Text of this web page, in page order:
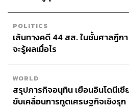
POLITICS
เส้นทางคดี 44 สส. ในชั้นศาลฎีกา
จะรู้ผลเมื่อไร
WORLD
สรุปภารกิจอนุทิน เยือนอินโดนีเซี
ขับเคลื่อนการทูตเศรษฐกิจเชิงรุก